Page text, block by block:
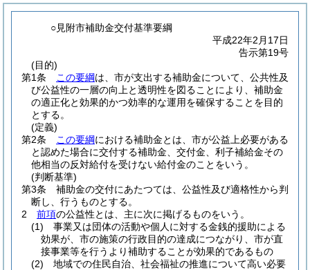
○見附市補助金交付基準要綱
平成22年2月17日
告示第19号
(目的)
第1条
この要綱は、市が支出する補助金について、公共性及
び公益性の一層の向上と透明性を図ることにより、補助金
の適正化と効果的かつ効率的な運用を確保することを目的
とする。
(定義)
第2条
この要綱における補助金とは、市が公益上必要がある
と認めた場合に交付する補助金、交付金、利子補給金その
他相当の反対給付を受けない給付金のことをいう。
(判断基準)
第3条
補助金の交付にあたつては、公益性及び適格性から判
断し、行うものとする。
2
前項の公益性とは、主に次に掲げるものをいう。
(1)
事業又は団体の活動や個人に対する金銭的援助による
効果が、市の施策の行政目的の達成につながり、市が直
接事業等を行うより補助することが効果的であるもの
(2)
地域での住民自治、社会福祉の推進について高い必要